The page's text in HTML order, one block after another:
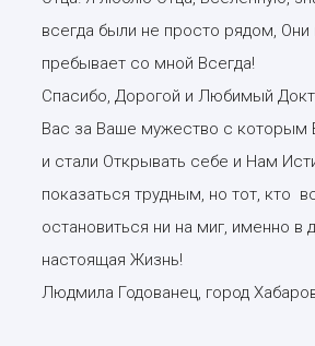
всегда были не просто рядом,
пребывает со мной Всегда!
Спасибо, Дорогой и Любимый
Вас за Ваше мужество с которым
и стали Открывать себе и Нам
показаться трудным, но тот, кто
остановиться ни на миг, именно
настоящая Жизнь!
Людмила Годованец, город